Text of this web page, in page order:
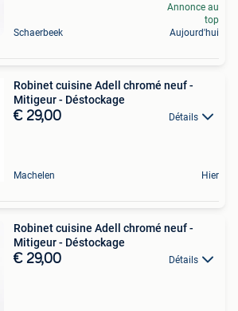
Schaerbeek
Annonce au
top
Aujourd'hui
Robinet cuisine Adell chromé neuf -
Mitigeur - Déstockage
€ 29,00 Détails
Machelen Hier
Robinet cuisine Adell chromé neuf -
Mitigeur - Déstockage
€ 29,00 Détails